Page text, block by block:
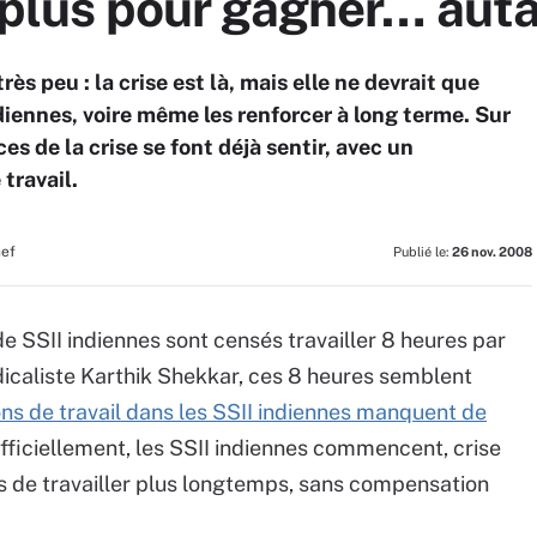
peu : la crise est là, mais elle ne devrait que
voire même les renforcer à long terme. Sur
de la crise se font déjà sentir, avec un
travail.
Publié le: 26 nov. 2008
SSII indiennes sont censés travailler 8 heures par
Karthik Shekkar, ces 8 heures semblent
de travail dans les SSII indiennes manquent de
les SSII indiennes commencent, crise
travailler plus longtemps, sans compensation